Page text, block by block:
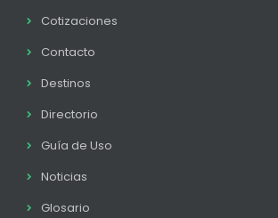
Cotizaciones
Contacto
Destinos
Directorio
Guía de Uso
Noticias
Glosario